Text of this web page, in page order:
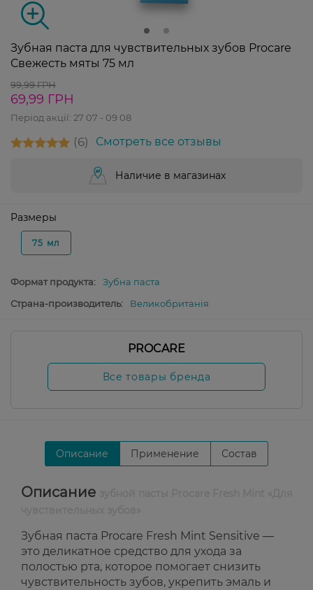
Зубная паста для чувствительных зубов Procare
Свежесть мяты 75 мл
99,99 ГРН
69,99 ГРН
Період акції: 27 07 - 09 08
6 Смотреть все отзывы
Наличие в магазинах
Размеры
75 мл
Формат продукта:
Зубна паста
Страна-производитель:
Великобританія
PROCARE
Все товары бренда
Описание Применение Состав
Описание
Зубная паста Procare Fresh Mint Sensitive —
это деликатное средство для ухода за
полостью рта, которое помогает снизить
чувствительность зубов, укрепить эмаль и